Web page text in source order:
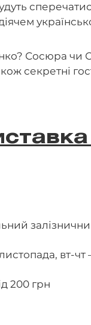
Сосюра чи
секретні
вт-чт
200 грн